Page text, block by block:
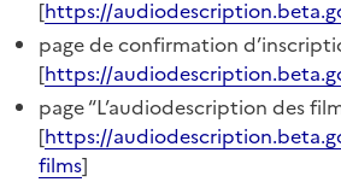
[https://
page de confirmation
[https://
page “L’audiodescription des
[https://
films]